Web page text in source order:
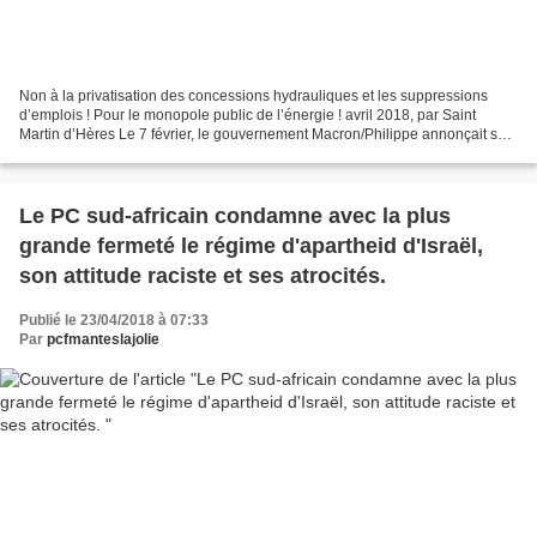
Non à la privatisation des concessions hydrauliques et les suppressions
d’emplois ! Pour le monopole public de l’énergie ! avril 2018, par Saint
Martin d’Hères Le 7 février, le gouvernement Macron/Philippe annonçait son
Le PC sud-africain condamne avec la plus
grande fermeté le régime d'apartheid d'Israël,
son attitude raciste et ses atrocités.
Publié le 23/04/2018 à 07:33
Par pcfmanteslajolie